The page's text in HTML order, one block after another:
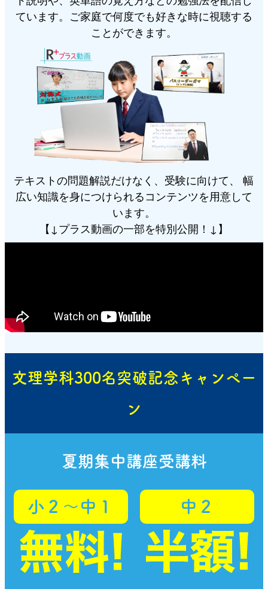
「同位角」「対頂角」など、角度や図形の性質
を駆使しながら、解答していきます。
錯角や同位角って、中学生になってから習うん
じゃなかったかしら？と思われた方も多いので
はないかと思います。
では、次の問題を見てみましょう。
高校受験とよく似ている問題だな、と思われま
せんでしたか？
「錯角」「同位角」「対頂角」という名前こそ
形の性質は、小学４・５年生のうちに学習
これは算数・数学だけに限りません。
高校入試に必要な知識は、実は小４・小５のう
それらの知識の本質が小学生のうちから理解で
きているか？
これこそが、難化する高校入試を突破するカギ
であるとも言えます。
で英語が教科化されて、小学校でも英語の授業が
実施されるようになりました。
早期教育は今後のお子さまの英語力向上にとっ
て、とても大切なことです。
一方で、小学校では、早くから英語に慣れていく
ことを主眼としているため、仕組みの理解という
「英語のシャワーを浴びて英語に親しも
という授業が展開されます。
そして、中学に上がると、１学期のスタート段階
から、仕組みを学習しはじめます。中１の１学期
では、be動詞と一般動詞の違い、またそれらの疑
問文・否定文の作り方などを学習します。小学校
でも「You are a student.」や「You play tennis.」
も学習しているのですが、仕組みとして初めて学
習するときにつまずきが起きるのです。得意だと
ているお子さまも少なくないのです。
英語だけでなくどの教科でも、お子さまが「苦
手、嫌い」になってしまう前に、仕組みを学んで
いくスタイルを身につけていくこと
す。
② 計画的に学ぶスタイル
大問構成は、生物・化学・地学・物理のそれぞれ
１題ずつの４題構成でした。
生物は植物のなかまわけ、人体、対照実験、物理
は光、地学は天体と天気、化学は化学変化中心の
出題でした。入試配点は９０点中、中３内容１９
点、中２内容３６点、中１内容３５点分でした。
この攻略が入試突破のカギ
中３に部活動を引退してから、中１・２年の内容
も復習して、同時に中３の内容を新しく学習しな
がら、応用問題まで挑戦するには、時間が短すぎ
るのです。
立志館では、中２の夏期集中講座を利用して、中
問題を攻略できるように作戦を立てていきましょ
令和10年度から変わる！大阪府公
立高校入試改正のポイント
耳にしますが、どうして中３の夏は重要なのでし
ょうか？その理由の一つは、大阪府の入試の仕組
大阪府では、中学３年生の２学期に、受験校決定
に大きく関わる実力テストが中学校で実施されま
す。中学校の懇談では、主にこの実力テストの結
果に基づいて私立の受験校を決定
その後、中学の先生が高校の先生と教育相談を行
い、どの私立高校を受験するかが最終的に決定し
ていくことになります。
また、中学校によっては、この実力テストを公立
受験校決定の目安にしたり、内申点に加味したり
することもあります。２学期に実施される実力テ
ストの結果が受験校決定のためのとても重要なカ
ギを握っているのです。
実力テストの出題内容は１・２年生に学習したこ
とが大半を占めることになります。
中学３年生は、夏休みが明けるまでに、1・２年
の学習内容を復習しておく必要があります。この
ことを知らずに、中３の夏を漫然と過ごしてしま
うと、後で苦しむことになってしまいがちです。
ています。ご家庭で何度でも好きな時に視聴する
ことができます。
テキストの問題解説だけなく、受験に向けて、 幅
広い知識を身につけられるコンテンツを用意して
います。
【↓プラス動画の一部を特別公開！↓】
文理学科300名突破記念キャンペー
ン
夏期集中講座受講料
小２〜中１ 中２